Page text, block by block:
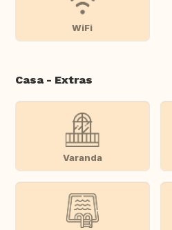
WiFi
Casa - Extras
Varanda